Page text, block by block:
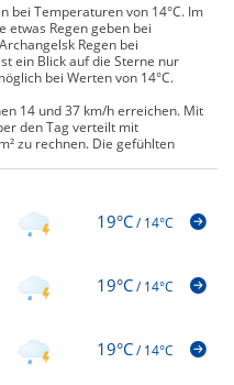
bei Temperaturen von 14°C. Im
etwas Regen geben bei
Regen bei
ein Blick auf die Sterne nur
bei Werten von 14°C.
14 und 37 km/h erreichen. Mit
den Tag verteilt mit
zu rechnen. Die gefühlten
19°C/14°C
19°C/14°C
19°C/14°C